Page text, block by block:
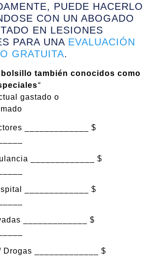
PUEDE HACERLO
CON UN ABOGADO
EN LESIONES
PARA UNA EVALUACIÓN
GRATUITA.
bolsillo también conocidos como
“
gastado o
_____________ $
_____________ $
_____________ $
_____________ $
Drogas _____________ $